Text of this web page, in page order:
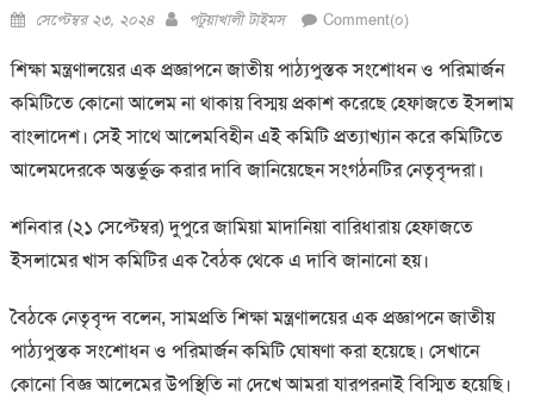
Posted
সেপ্টেম্বর ২৩, ২০২৪ Author
পটুয়াখালী টাইমস Comment(০)
শিক্ষা মন্ত্রণালয়ের এক প্রজ্ঞাপনে জাতীয় পাঠ্যপুস্তক সংশোধন ও পরিমার্জন
কমিটিতে কোনো আলেম না থাকায় বিস্ময় প্রকাশ করেছে হেফাজতে ইসলাম
বাংলাদেশ। সেই সাথে আলেমবিহীন এই কমিটি প্রত্যাখ্যান করে কমিটিতে
আলেমদেরকে অন্তর্ভুক্ত করার দাবি জানিয়েছেন সংগঠনটির নেতৃবৃন্দরা।
শনিবার (২১ সেপ্টেম্বর) দুপুরে জামিয়া মাদানিয়া বারিধারায় হেফাজতে
ইসলামের খাস কমিটির এক বৈঠক থেকে এ দাবি জানানো হয়।
বৈঠকে নেতৃবৃন্দ বলেন, সামপ্রতি শিক্ষা মন্ত্রণালয়ের এক প্রজ্ঞাপনে জাতীয়
পাঠ্যপুস্তক সংশোধন ও পরিমার্জন কমিটি ঘোষণা করা হয়েছে। সেখানে
কোনো বিজ্ঞ আলেমের উপস্থিতি না দেখে আমরা যারপরনাই বিস্মিত হয়েছি।